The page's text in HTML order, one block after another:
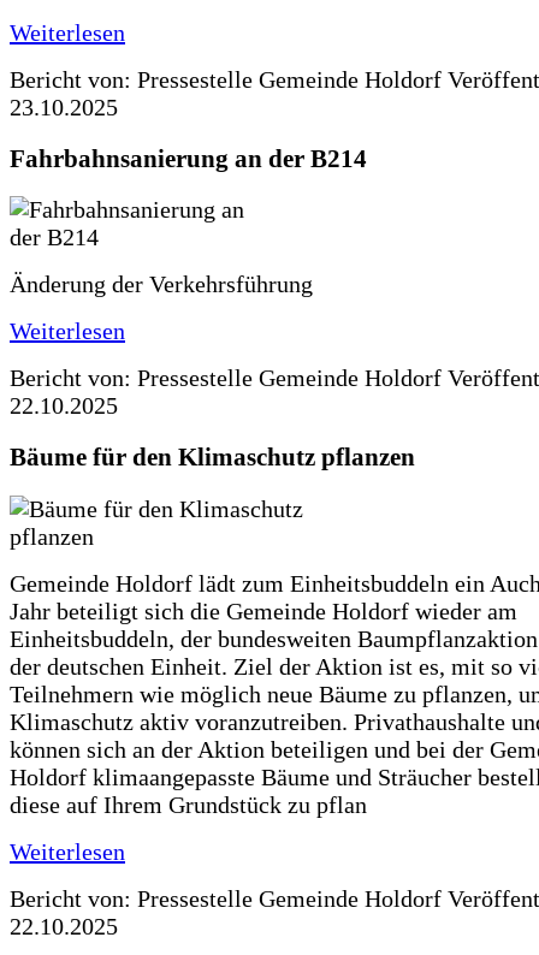
Weiterlesen
Bericht von: Pressestelle Gemeinde Holdorf
23.10.2025
Fahrbahnsanierung an der B214
Änderung der Verkehrsführung
Weiterlesen
Bericht von: Pressestelle Gemeinde Holdorf
22.10.2025
Bäume für den Klimaschutz pflanzen
Gemeinde Holdorf lädt zum Einheitsbuddeln ein
Jahr beteiligt sich die Gemeinde Holdorf wieder am
Einheitsbuddeln, der bundesweiten
der deutschen Einheit. Ziel der Aktion ist es, mit so
Teilnehmern wie möglich neue Bäume zu pflanzen,
Klimaschutz aktiv voranzutreiben. Privathaushalte
können sich an der Aktion beteiligen und bei der
Holdorf klimaangepasste Bäume und Sträucher
diese auf Ihrem Grundstück zu pflan
Weiterlesen
Bericht von: Pressestelle Gemeinde Holdorf
22.10.2025